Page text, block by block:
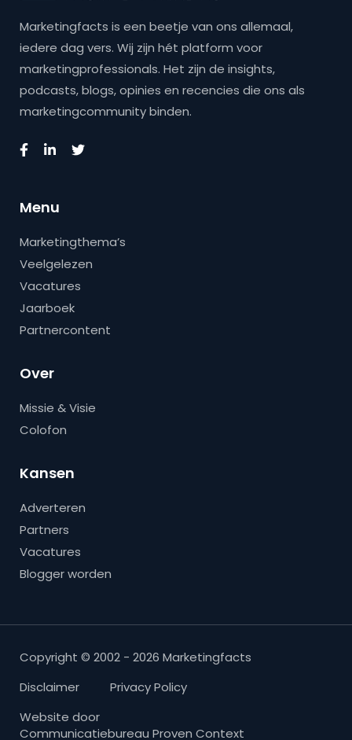
Marketingfacts is een beetje van ons allemaal,
iedere dag vers. Wij zijn hét platform voor
marketingprofessionals. Het zijn de insights,
podcasts, blogs, opinies en recencies die ons als
marketingcommunity binden.
Menu
Marketingthema’s
Veelgelezen
Vacatures
Jaarboek
Partnercontent
Over
Missie & Visie
Colofon
Kansen
Adverteren
Partners
Vacatures
Blogger worden
Copyright © 2002 - 2026 Marketingfacts
Disclaimer
Privacy Policy
Website door
Communicatiebureau Proven Context